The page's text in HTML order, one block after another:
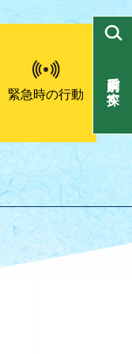
緊急時の行動 目的別で探す